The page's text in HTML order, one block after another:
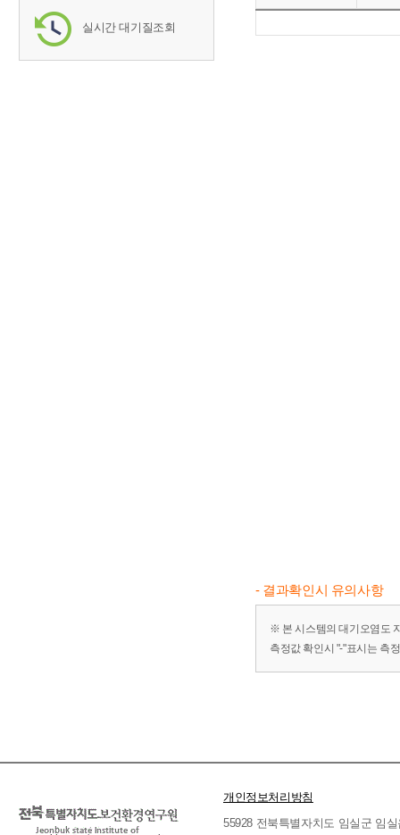
실시간 대기질조회
- 결과확인시 유의사항
※ 본 시스템의 대기오염도
측정값 확인시 "-"표시는 측
개인정보처리방침
55928 전북특별자치도 임실군 임